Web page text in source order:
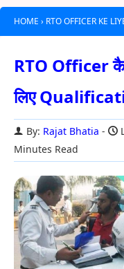
HOME › RTO OFFICER KE
RTO Officer
लिए
By: Rajat Bhatia
Minutes Read